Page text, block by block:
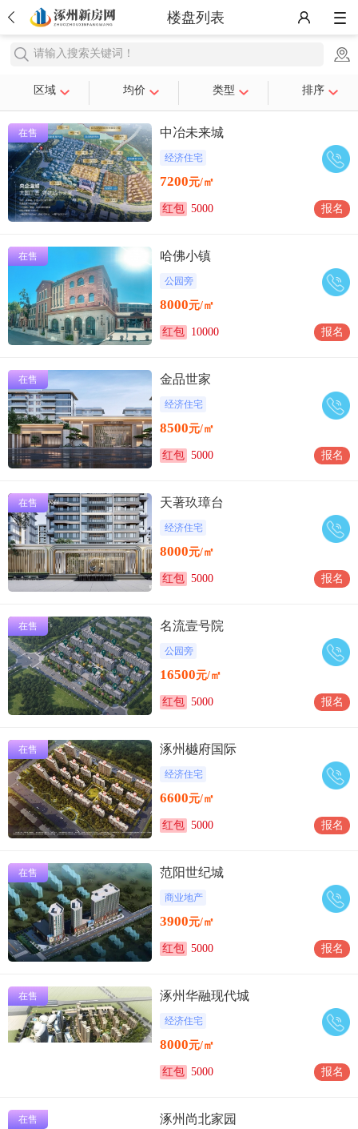
楼盘列表
请输入搜索关键词！
区域 均价 类型 排序
在售 中冶未来城
经济住宅
7200元/㎡
红包 5000 报名
在售 哈佛小镇
公园旁
8000元/㎡
红包 10000 报名
在售 金品世家
经济住宅
8500元/㎡
红包 5000 报名
在售 天著玖璋台
经济住宅
8000元/㎡
红包 5000 报名
在售 名流壹号院
公园旁
16500元/㎡
红包 5000 报名
在售 涿州樾府国际
经济住宅
6600元/㎡
红包 5000 报名
在售 范阳世纪城
商业地产
3900元/㎡
红包 5000 报名
在售 涿州华融现代城
经济住宅
8000元/㎡
红包 5000 报名
在售 涿州尚北家园